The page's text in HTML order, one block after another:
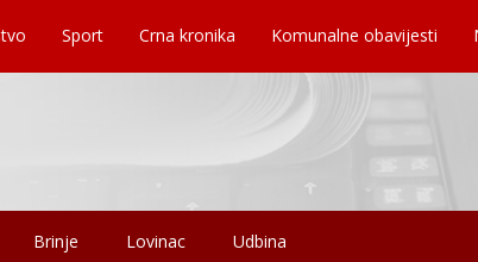
Sport Crna kronika Komunalne obavijesti
Brinje Lovinac Udbina